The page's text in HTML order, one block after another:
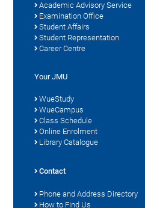
Academic Advisory Service
Examination Office
Student Affairs
Student Representation
Career Centre
Your JMU
WueStudy
WueCampus
Class Schedule
Online Enrolment
Library Catalogue
Contact
Phone and Address Directory
How to Find Us